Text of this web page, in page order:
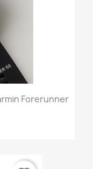
Forerunner